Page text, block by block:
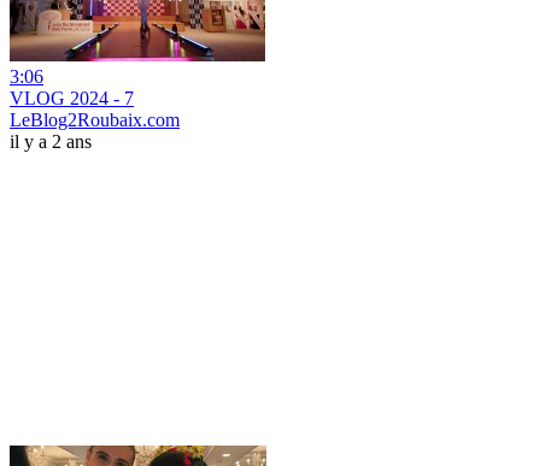
3:06
VLOG 2024 - 7
LeBlog2Roubaix.com
il y a 2 ans